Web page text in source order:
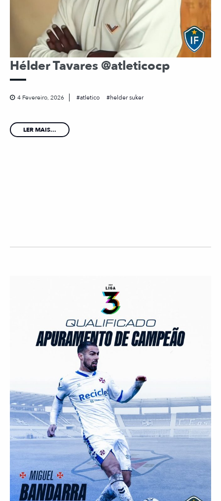
Hélder Tavares @atleticocp
4 Fevereiro, 2026 atletico helder suker
LER MAIS...